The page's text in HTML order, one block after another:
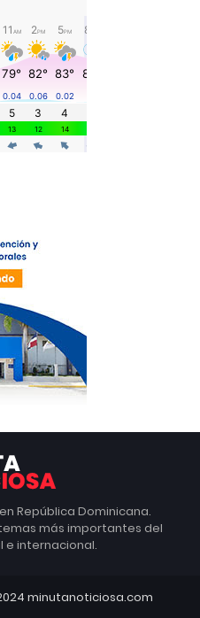
República Dominicana.
más importantes del
e internacional.
minutanoticiosa.com